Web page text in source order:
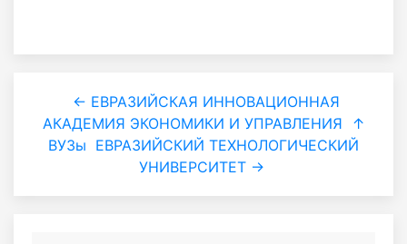
← ЕВРАЗИЙСКАЯ ИННОВАЦИОННАЯ
АКАДЕМИЯ ЭКОНОМИКИ И УПРАВЛЕНИЯ
↑
ВУЗы ЕВРАЗИЙСКИЙ ТЕХНОЛОГИЧЕСКИЙ
УНИВЕРСИТЕТ →